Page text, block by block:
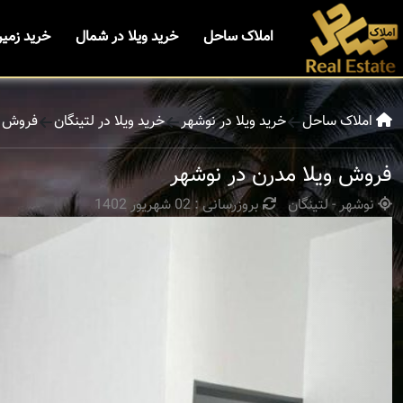
املاک ساحل خرید ویلا در شمال خرید
املاک ساحل خرید ویلا در نوشهر خرید ویلا در لتینگان فروش
فروش ویلا مدرن در نوشهر
نوشهر - لتینگان بروزرسانی : 02 شهریور 1402